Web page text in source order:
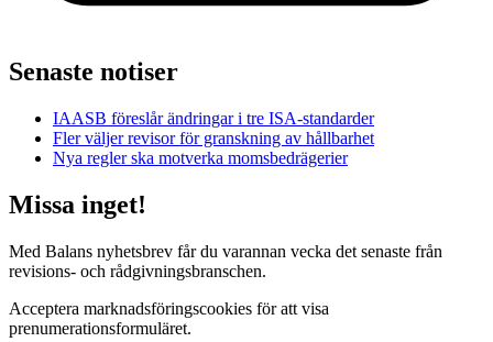
Senaste notiser
IAASB föreslår ändringar i tre ISA-standarder
Fler väljer revisor för granskning av hållbarhet
Nya regler ska motverka momsbedrägerier
Missa inget!
Med Balans nyhetsbrev får du varannan vecka det senaste från
revisions- och rådgivningsbranschen.
Acceptera marknadsföringscookies för att visa
prenumerationsformuläret.